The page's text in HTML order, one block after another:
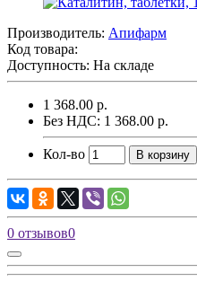
Производитель: Апифарм
Код товара:
Доступность: На складе
1 368.00 р.
Без НДС: 1 368.00 р.
Кол-во В корзину
0 отзывов0